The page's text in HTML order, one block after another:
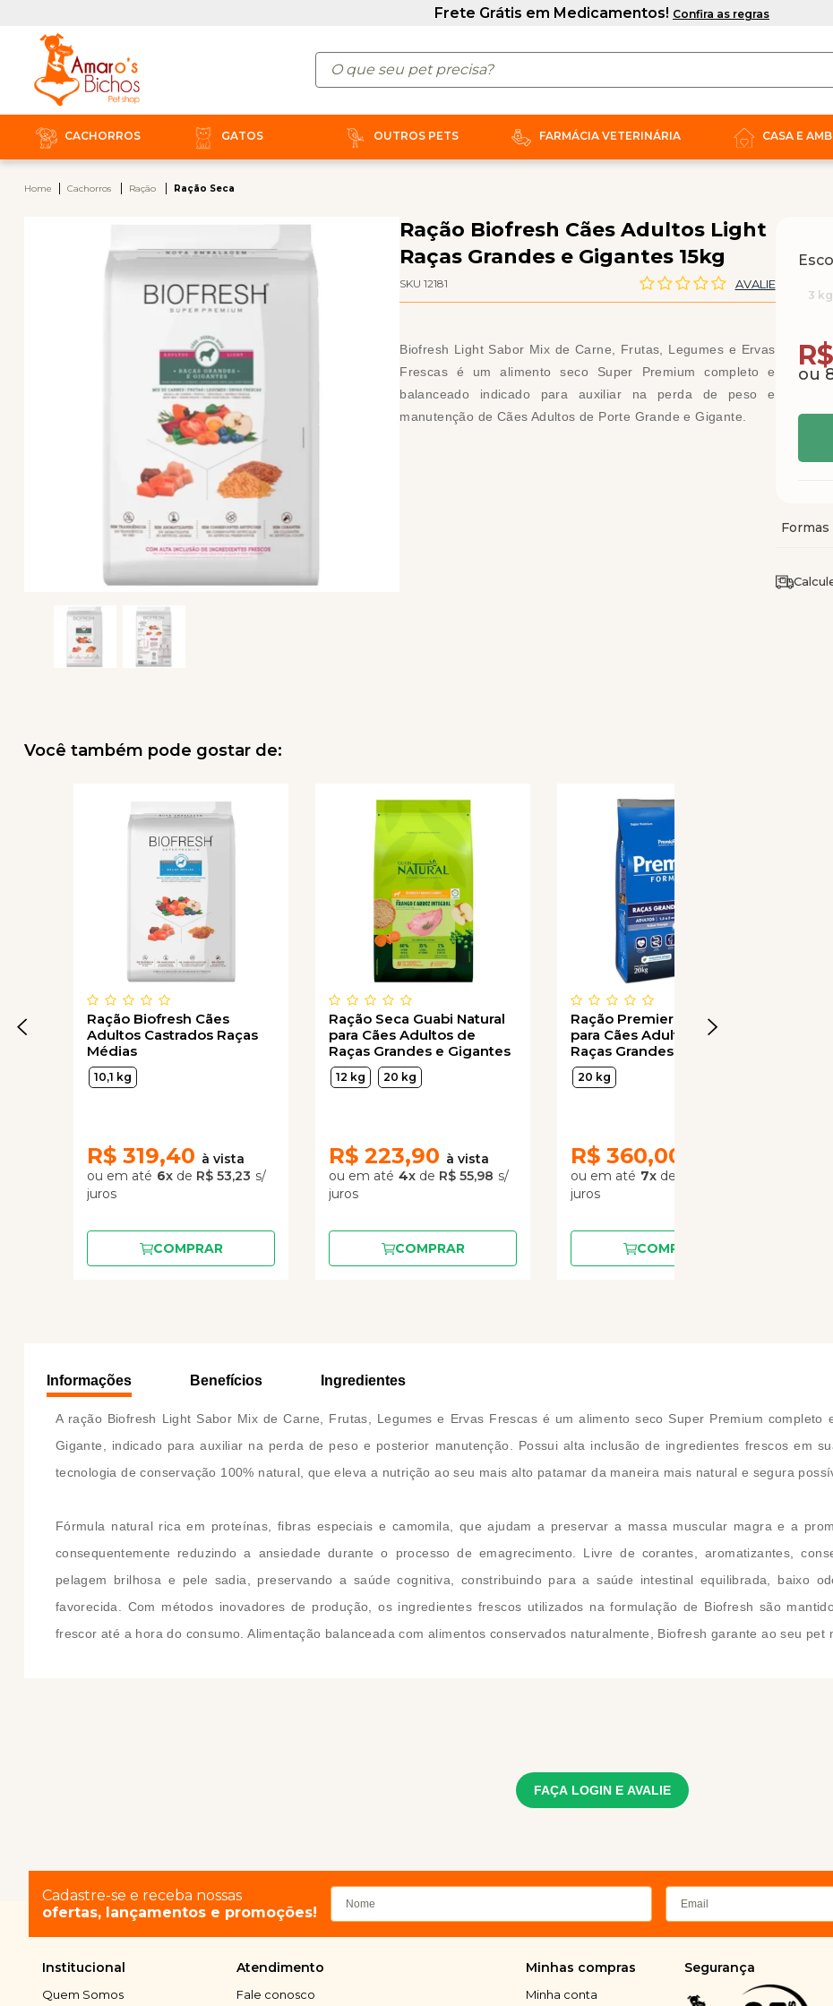
CACHORROS GATOS OUTROS PETS FARMÁCIA VETERINÁRIA CASA E
Home Cachorros Ração Ração Seca
Ração Biofresh Cães Adultos Light
Raças Grandes e Gigantes 15kg
SKU 12181 AVALIE
Biofresh Light Sabor Mix de Carne, Frutas, Legumes e Ervas
Frescas é um alimento seco Super Premium completo e
balanceado indicado para auxiliar na perda de peso e
manutenção de Cães Adultos de Porte Grande e Gigante.
Você também pode gostar de:
Ração Biofresh Cães
Adultos Castrados Raças
Médias
10,1 kg
R$ 319,40
6x de R$ 53,23
COMPRAR
Ração Seca Guabi Natural
para Cães Adultos de
Raças Grandes e Gigantes
sabor Frango e Arroz
Integral
12 kg 20 kg
R$ 223,90
4x de R$ 55,98
COMPRAR
Ração Premier Fórmula
para Cães Adultos de
Raças Grandes e Gigantes
Sabor Frango
20 kg
R$ 360,00
7x de
COMPRAR
3 kg
Informações Benefícios Ingredientes
A ração Biofresh Light Sabor Mix de Carne, Frutas, Legumes e Ervas Frescas é um alimento seco Super Premium completo
Gigante, indicado para auxiliar na perda de peso e posterior manutenção. Possui alta inclusão de ingredientes frescos em
tecnologia de conservação 100% natural, que eleva a nutrição ao seu mais alto patamar da maneira mais natural e segura
Fórmula natural rica em proteínas, fibras especiais e camomila, que ajudam a preservar a massa muscular magra e a
consequentemente reduzindo a ansiedade durante o processo de emagrecimento. Livre de corantes, aromatizantes,
pelagem brilhosa e pele sadia, preservando a saúde cognitiva, constribuindo para a saúde intestinal equilibrada, baixo
favorecida. Com métodos inovadores de produção, os ingredientes frescos utilizados na formulação de Biofresh são
frescor até a hora do consumo. Alimentação balanceada com alimentos conservados naturalmente, Biofresh garante ao seu pet
FAÇA LOGIN E AVALIE
Cadastre-se e receba nossas
ofertas, lançamentos e promoções!
Institucional
Quem Somos
Atendimento
Fale conosco
Minhas compras
Minha conta
Segurança